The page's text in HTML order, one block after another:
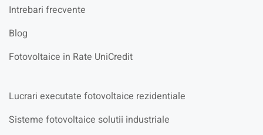
Intrebari frecvente
Blog
Fotovoltaice in Rate UniCredit
Lucrari executate fotovoltaice rezidentiale
Sisteme fotovoltaice solutii industriale